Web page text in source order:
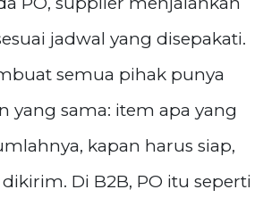
jadwal yang disepakati.
semua pihak punya
yang sama: item apa yang
kapan harus siap,
Di B2B, PO itu seperti